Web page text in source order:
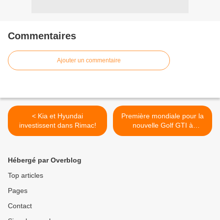
Commentaires
Ajouter un commentaire
< Kia et Hyundai
investissent dans Rimac!
Première mondiale pour la
nouvelle Golf GTI à
Genève! >
Hébergé par Overblog
Top articles
Pages
Contact